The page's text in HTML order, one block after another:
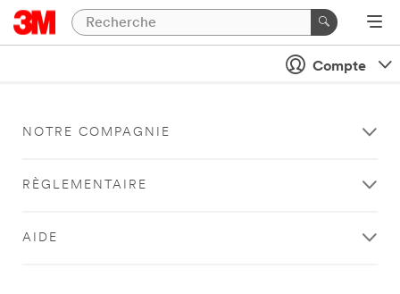
Compte
NOTRE COMPAGNIE
RÈGLEMENTAIRE
AIDE